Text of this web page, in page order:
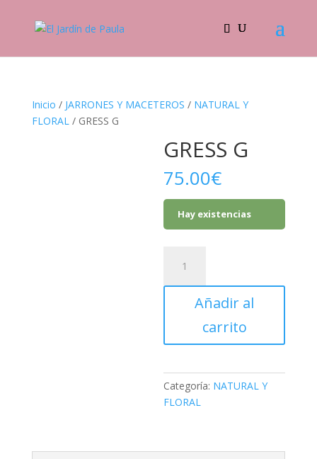
Inicio / JARRONES Y MACETEROS / NATURAL Y
FLORAL/ GRESS G
GRESS G
75.00€
Hay existencias
cantidad
Añadir al
carrito
Categoría: NATURAL Y
FLORAL